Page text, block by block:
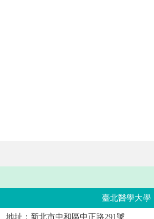
臺北醫學大學
地址：新北市中和區中正路291號